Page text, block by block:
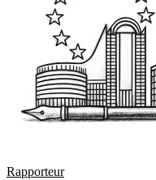
Rapporteur